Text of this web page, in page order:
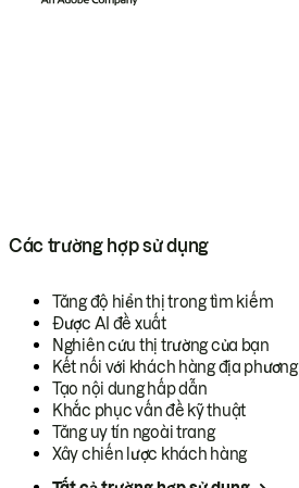
Các trường hợp sử dụng
Tăng độ hiển thị trong tìm kiếm
Được AI đề xuất
Nghiên cứu thị trường của bạn
Kết nối với khách hàng địa phương
Tạo nội dung hấp dẫn
Khắc phục vấn đề kỹ thuật
Tăng uy tín ngoài trang
Xây chiến lược khách hàng